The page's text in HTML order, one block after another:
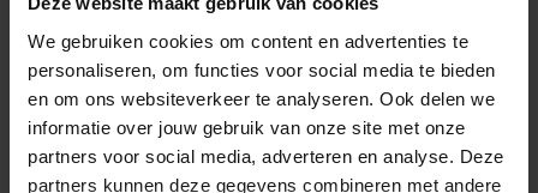
We gebruiken cookies om content en advertenties te
personaliseren, om functies voor social media te bieden
en om ons websiteverkeer te analyseren. Ook delen we
informatie over jouw gebruik van onze site met onze
partners voor social media, adverteren en analyse. Deze
partners kunnen deze gegevens combineren met andere